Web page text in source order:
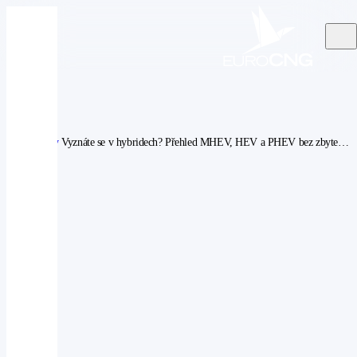
Aktuality Vyznáte se v hybridech? Přehled MHEV, HEV a PHEV bez zbytečných složitostí